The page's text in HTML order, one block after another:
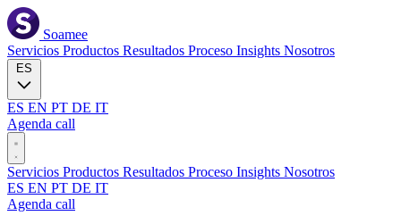
Soamee
Servicios Productos Resultados Proceso Insights Nosotros
ES EN PT DE IT
Agenda call
Servicios Productos Resultados Proceso Insights Nosotros
ES EN PT DE IT
Agenda call